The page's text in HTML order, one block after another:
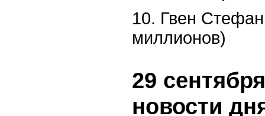
10. Гвен
миллионов)
29
новости